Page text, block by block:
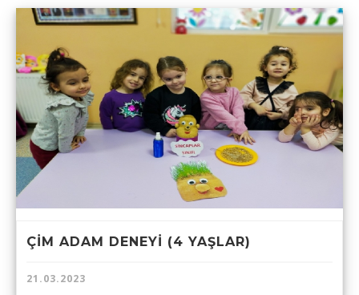
ÇİM ADAM DENEYİ (4 YAŞLAR)
21.03.2023